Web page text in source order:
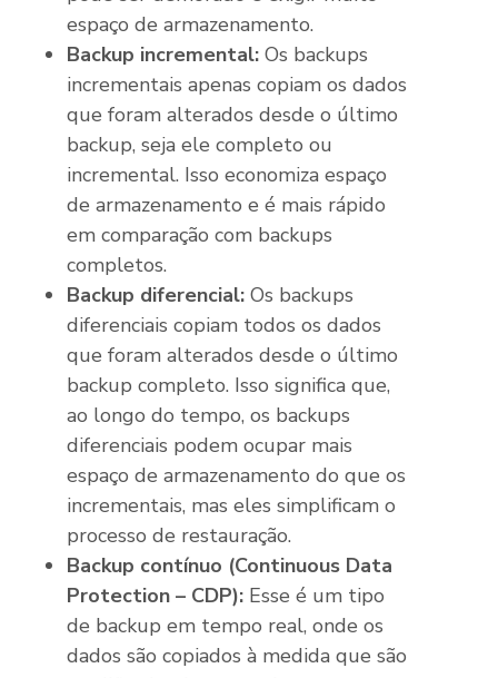
espaço de armazenamento.
Backup incremental: Os backups
incrementais apenas copiam os dados
que foram alterados desde o último
backup, seja ele completo ou
incremental. Isso economiza espaço
de armazenamento e é mais rápido
em comparação com backups
completos.
Backup diferencial: Os backups
diferenciais copiam todos os dados
que foram alterados desde o último
backup completo. Isso significa que,
ao longo do tempo, os backups
diferenciais podem ocupar mais
espaço de armazenamento do que os
incrementais, mas eles simplificam o
processo de restauração.
Backup contínuo (Continuous Data
Protection – CDP): Esse é um tipo
de backup em tempo real, onde os
dados são copiados à medida que são